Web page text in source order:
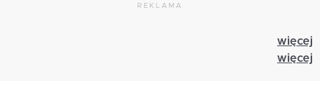
REKLAMA
więcej
więcej